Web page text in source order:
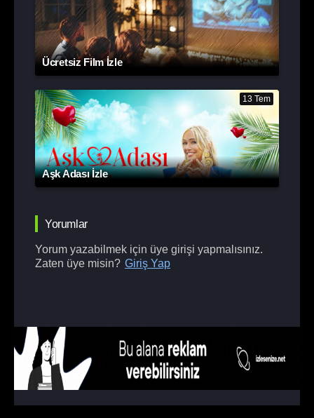
Ücretsiz Film İzle
13 Tem
Aşk Adası İzle
Yorumlar
Yorum yazabilmek için üye girişi yapmalısınız.
Zaten üye misin? Giriş Yap